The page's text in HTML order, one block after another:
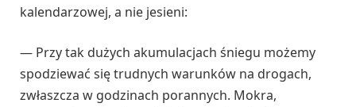
kalendarzowej, a nie jesieni:
— Przy tak dużych akumulacjach śniegu możemy
spodziewać się trudnych warunków na drogach,
zwłaszcza w godzinach porannych. Mokra,